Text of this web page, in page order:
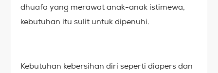
dhuafa yang merawat anak-anak istimewa,
kebutuhan itu sulit untuk dipenuhi.
Kebutuhan kebersihan diri seperti diapers dan